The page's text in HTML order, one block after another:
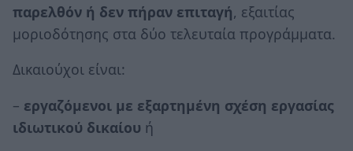
παρελθόν ή δεν πήραν επιταγή, εξαιτίας
μοριοδότησης στα δύο τελευταία προγράμματα.
Δικαιούχοι είναι:
– εργαζόμενοι με εξαρτημένη σχέση εργασίας
ιδιωτικού δικαίου ή